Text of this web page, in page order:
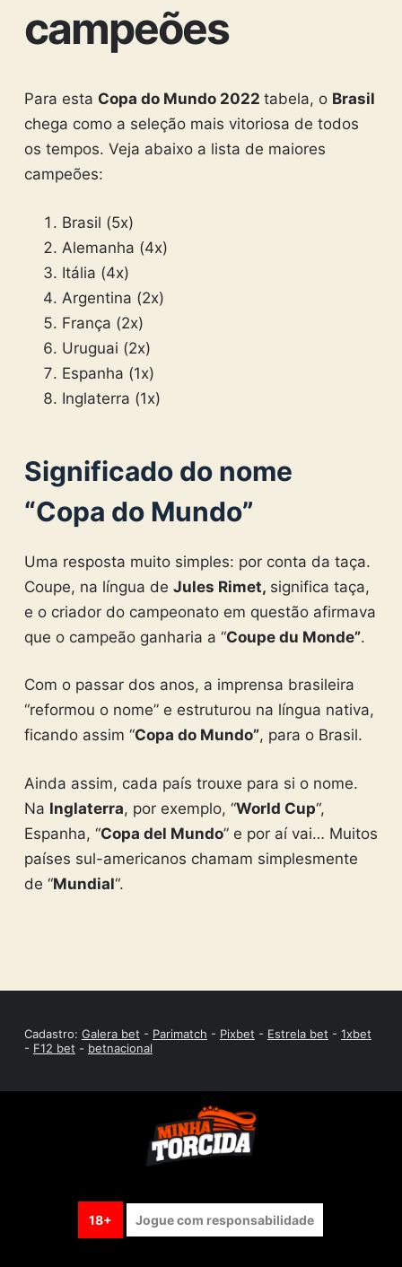
campeões
Para esta Copa do Mundo 2022 tabela, o Brasil
chega como a seleção mais vitoriosa de todos
os tempos. Veja abaixo a lista de maiores
campeões:
Brasil (5x)
Alemanha (4x)
Itália (4x)
Argentina (2x)
França (2x)
Uruguai (2x)
Espanha (1x)
Inglaterra (1x)
Significado do nome
“Copa do Mundo”
Uma resposta muito simples: por conta da taça.
Coupe, na língua de Jules Rimet, significa taça,
e o criador do campeonato em questão afirmava
que o campeão ganharia a “Coupe du Monde”.
Com o passar dos anos, a imprensa brasileira
“reformou o nome” e estruturou na língua nativa,
ficando assim “Copa do Mundo”, para o Brasil.
Ainda assim, cada país trouxe para si o nome.
Na Inglaterra, por exemplo, “World Cup“,
Espanha, “Copa del Mundo” e por aí vai… Muitos
países sul-americanos chamam simplesmente
de “Mundial“.
Cadastro: Galera bet - Parimatch - Pixbet - Estrela bet - 1xbet
- F12 bet - betnacional
18+ Jogue com responsabilidade